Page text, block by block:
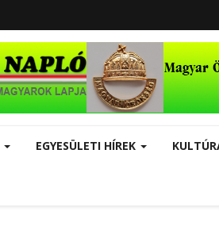
EGYESÜLETI HÍREK